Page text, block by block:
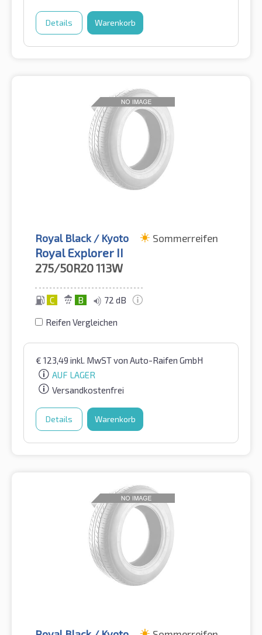
Details Warenkorb
Royal Black / Kyoto Sommerreifen
Royal Explorer II
275/50R20113W
C B 72 dB
Reifen Vergleichen
€ 123,49 inkl. MwSTvon Auto-Raifen GmbH
AUF LAGER
Versandkostenfrei
Details Warenkorb